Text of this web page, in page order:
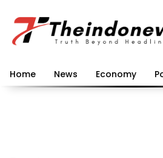
konten
Home News Economy